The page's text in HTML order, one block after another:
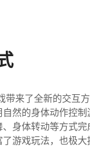
带来了全新的交互
然的身体动作控
身体转动等方式
游戏玩法，也极